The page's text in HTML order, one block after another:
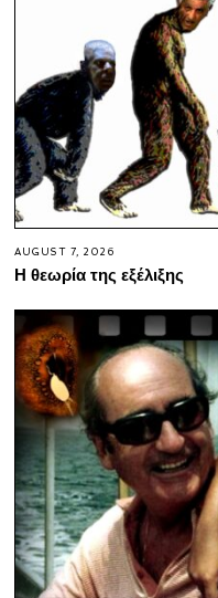
AUGUST 7, 2026
Η θεωρία της εξέλιξης